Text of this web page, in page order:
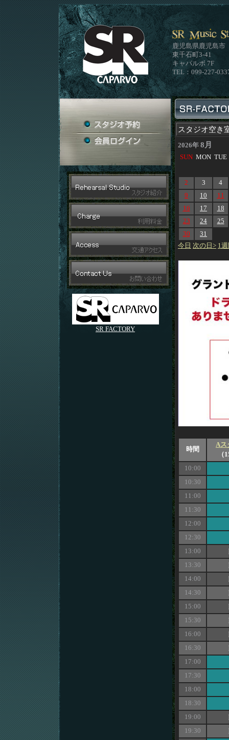
SR FACTORY
鹿児島県鹿児島市
東千石町3-41
キャパルボ 7F
TEL：099-227-
スタジオ空き
2026年 8月
SUN MON TUE
2 3
4
9
10
11
16
17
18
23
24
25
30
31
今日 次の日> 1
時間
Aス
（
10:00
10:30
11:00
11:30
12:00
12:30
13:00
13:30
14:00
14:30
15:00
15:30
16:00
16:30
17:00
17:30
18:00
18:30
19:00
19:30